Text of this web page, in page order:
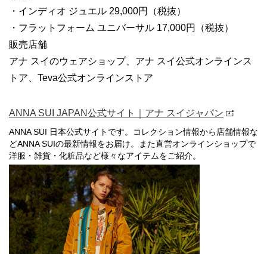
・インディオ ジュエル 29,000円（税抜）
・フラットフォーム ユニバーサル 17,000円（税抜）
販売店舗
アナ スイのウェアショップ、アナ スイ公式オンラインス
トア、Teva公式オンラインストア
ANNA SUI JAPAN公式サイト｜アナ スイジャパン
ANNA SUI 日本公式サイトです。コレクション情報から店舗情報な
どANNA SUIの最新情報をお届け。また直営オンラインショップで
洋服・雑貨・化粧品など様々なアイテムをご紹介。